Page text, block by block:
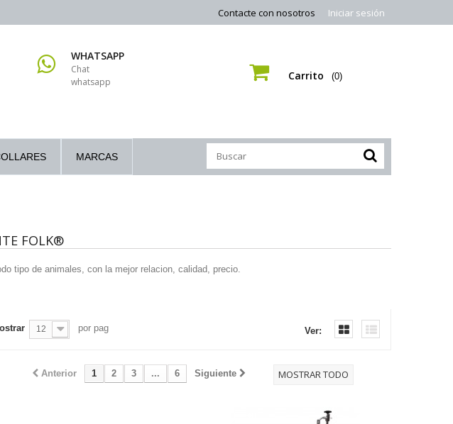
Iniciar sesión
Contacte con nosotros
WHATSAPP
Chat
whatsapp
Carrito (0)
MARCAS
FOLK®
tipo de animales, con la mejor relacion, calidad, precio.
Ver:
12 por pag
MOSTRAR TODO
Anterior 1 2 3 ... 6 Siguiente